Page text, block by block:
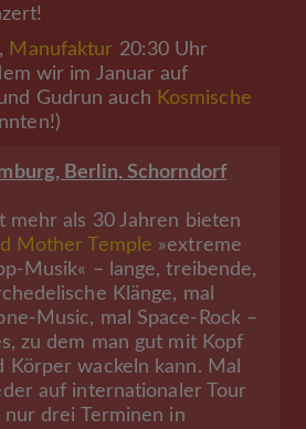
Manufaktur 20:30 Uhr
wir im Januar auf
Gudrun auch Kosmische
Berlin, Schorndorf
mehr als 30 Jahren bieten
Mother Temple »extreme
Musik« – lange, treibende,
Klänge, mal
Music, mal Space-Rock –
zu dem man gut mit Kopf
Körper wackeln kann. Mal
auf internationaler Tour
nur drei Terminen in